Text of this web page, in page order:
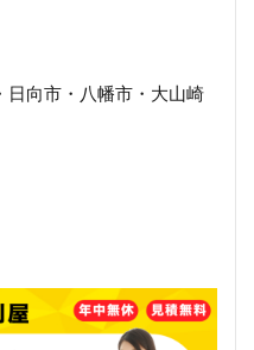
日向市・八幡市・大山崎